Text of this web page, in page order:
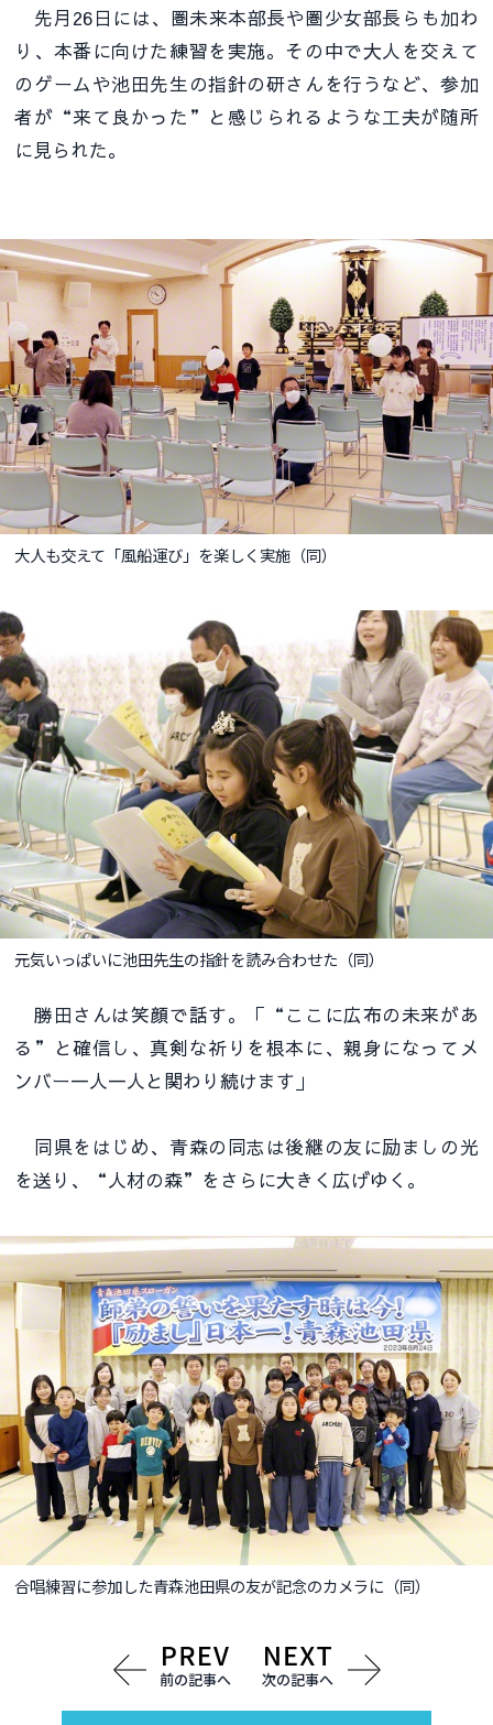
先月26日には、圏未来本部長や圏少女部長らも加わ
り、本番に向けた練習を実施。その中で大人を交えて
のゲームや池田先生の指針の研さんを行うなど、参加
者が“来て良かった”と感じられるような工夫が随所
に見られた。
大人も交えて「風船運び」を楽しく実施（同）
元気いっぱいに池田先生の指針を読み合わせた（同）
勝田さんは笑顔で話す。「“ここに広布の未来があ
る”と確信し、真剣な祈りを根本に、親身になってメ
ンバー一人一人と関わり続けます」
同県をはじめ、青森の同志は後継の友に励ましの光
を送り、“人材の森”をさらに大きく広げゆく。
合唱練習に参加した青森池田県の友が記念のカメラに（同）
前の記事へ 次の記事へ